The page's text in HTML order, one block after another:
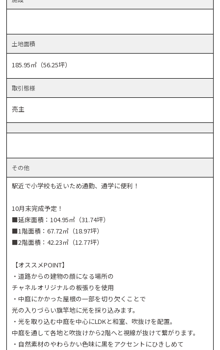
土地面積
185.95㎡（56.25坪）
取引態様
売主
その他
駅近で小学校も近いため通勤、通学に便利！
10月末完成予定！
■延床面積：104.95㎡（31.74坪）
■1階面積：67.72㎡（18.97坪）
■2階面積：42.23㎡（12.77坪）
【オススメPOINT】
・道路からの建物の顔になる場所の
チャネルオリジナルの板張りを使用
・中庭にかかった屋根の一部を切り欠くことで
光の入りづらい旗竿地に光を採り込みます。
・光を取り込む中庭を中心にLDKと和室、吹抜けを配置。
中庭を通して各地と吹抜けから2階へと視線が抜けて繋がります。
・自然素材のやわらかい色味に黒をアクセントにひきしめて